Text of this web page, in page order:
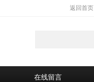
返回首页
在线留言